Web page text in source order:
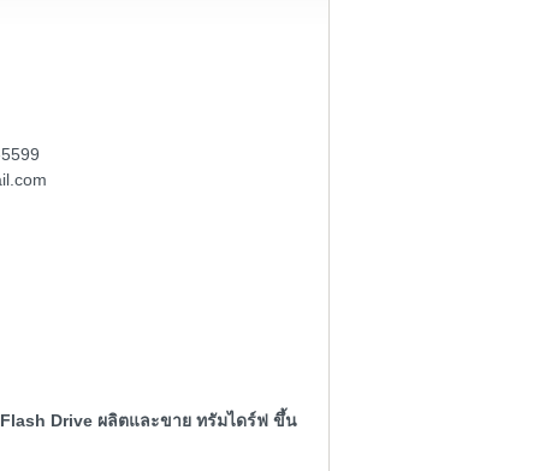
Drive ผลิตและขาย ทรัมไดร์ฟ ขึ้น